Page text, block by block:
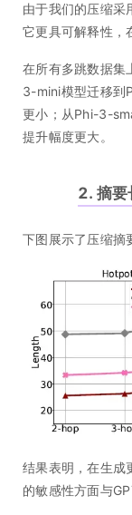
由于我们的压缩采
它更具可解释性，
在所有多跳数据集
3-mini模型迁移到
更小；从Phi-3-
提升幅度更大。
2. 摘要
下图展示了压缩摘
结果表明，在生成
的敏感性方面与